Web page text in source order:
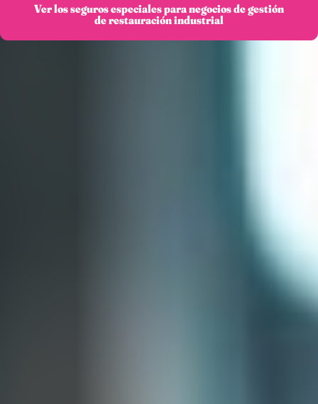
Ver los seguros especiales para negocios de gestión
de restauración industrial